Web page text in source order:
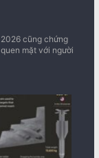
cũng chứng
mặt với người